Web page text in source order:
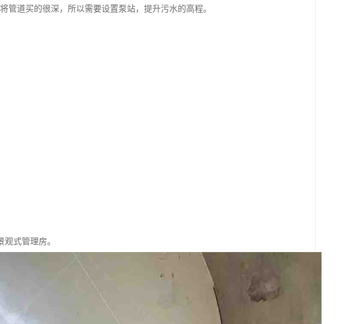
道买的很深，所以需要设置泵站，提升污水的高程。
式管理房。